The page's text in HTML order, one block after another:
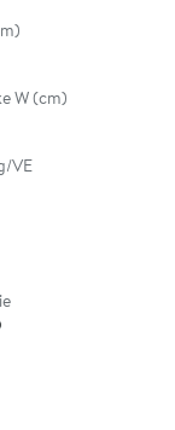
W (cm)
VE